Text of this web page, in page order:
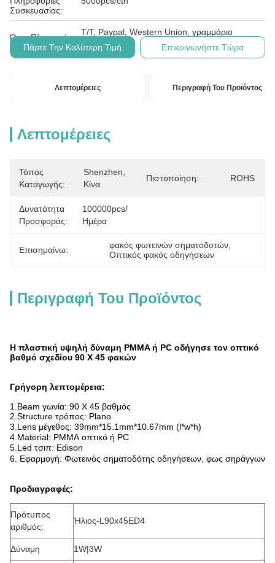
Συσκευασίας:
Όροι Πληρωμής:
T/T, Paypal, Western Union, γραμμάριο
Πάρτε Την Καλύτερη Τιμή Επικοινωνήστε Τώρα
Λεπτομέρειες Περιγραφή Του Προϊόντος
Λεπτομέρειες
Τόπος
Καταγωγής:
Shenzhen,
Κίνα
Πιστοποίηση: ROHS
Δυνατότητα
Προσφοράς:
100000pcs/
Ημέρα
Επισημαίνω: φακός φωτεινών σηματοδοτών
Οπτικός φακός οδηγήσεων
Περιγραφή Του Προϊόντος
Η πλαστική υψηλή δύναμη PMMA ή PC οδήγησε τον οπτικό
βαθμό σχεδίου 90 X 45 φακών
Γρήγορη λεπτομέρεια:
1.Beam γωνία: 90 X 45 βαθμός
2.Structure τρόπος: Plano
3.Lens μέγεθος: 39mm*15.1mm*10.67mm (l*w*h)
4.Material: PMMA οπτικό ή PC
5.Led τσιπ: Edison
6. Εφαρμογή: Φωτεινός σηματοδότης οδηγήσεων, φως σηράγγων
Προδιαγραφές:
Πρότυπος
αριθμός:
Ήλιος-L90x45ED4
Δύναμη 1W|3W